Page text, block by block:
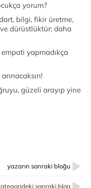
yorum?
bilgi, fikir üretme,
dürüstlüktür; daha
yapmadıkça
güzeli arayıp yine
yazarın sonraki bloğu
sonraki blog